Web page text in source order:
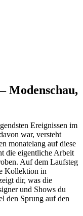
Modenschau,
Ereignissen im
war, versteht
monatelang auf diese
die eigentliche Arbeit
Auf dem Laufsteg
Kollektion in
dir, was die
und Shows du
den Sprung auf den